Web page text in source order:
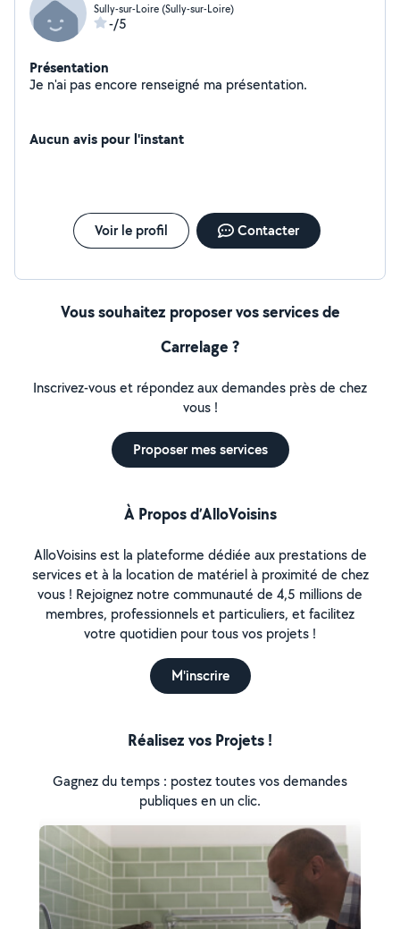
Sully-sur-Loire (Sully-sur-Loire)
-/5
Présentation
Je n'ai pas encore renseigné ma présentation.
Aucun avis pour l'instant
Voir le profil Contacter
Vous souhaitez proposer vos services de
Carrelage ?
Inscrivez-vous et répondez aux demandes près de chez
vous !
Proposer mes services
À Propos d’AlloVoisins
AlloVoisins est la plateforme dédiée aux prestations de
services et à la location de matériel à proximité de chez
vous ! Rejoignez notre communauté de 4,5 millions de
membres, professionnels et particuliers, et facilitez
votre quotidien pour tous vos projets !
M'inscrire
Réalisez vos Projets !
Gagnez du temps : postez toutes vos demandes
publiques en un clic.